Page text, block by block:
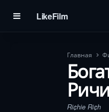
LikeFilm
Главная
Ri¢hie Ri¢h